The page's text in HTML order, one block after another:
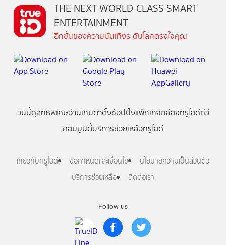
Follow us
THE NEXT WORLD-CLASS SMART
ENTERTAINMENT
อีกขั้นของความบันเทิงระดับโลกตรงใจคุณ
วันนี้ดูสิทธิพิเศษอ่านเกมตาตั้งช้อปปิ้งแพ็กเกจกล่องทรูไอดีทีวี
คอมมูนิตี้บริการช่วยเหลือทรูไอดี
เกี่ยวกับทรูไอดี ข้อกำหนดและเงื่อนไข
นโยบายความเป็นส่วนตัว
บริการช่วยเหลือ
ติดต่อเรา